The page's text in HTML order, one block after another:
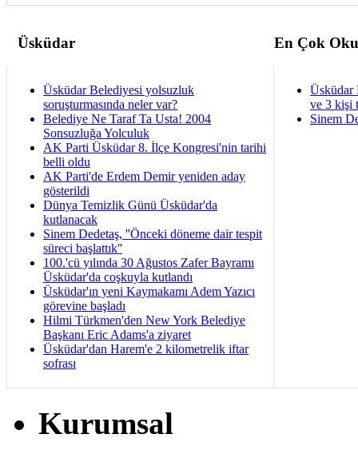
Üsküdar En Çok
Üsküdar Belediyesi yolsuzluk
soruşturmasında neler var?
Belediye Ne Taraf Ta Usta! 2004
Sonsuzluğa Yolculuk
AK Parti Üsküdar 8. İlçe Kongresi'nin tarihi
belli oldu
AK Parti'de Erdem Demir yeniden aday
gösterildi
Dünya Temizlik Günü Üsküdar'da
kutlanacak
Sinem Dedetaş, ''Önceki döneme dair tespit
süreci başlattık''
100.'cü yılında 30 Ağustos Zafer Bayramı
Üsküdar'da coşkuyla kutlandı
Üsküdar'ın yeni Kaymakamı Adem Yazıcı
görevine başladı
Hilmi Türkmen'den New York Belediye
Başkanı Eric Adams'a ziyaret
Üsküdar'dan Harem'e 2 kilometrelik iftar
sofrası
Üsküdar
ve 3 kişi
Sinem
Kurumsal